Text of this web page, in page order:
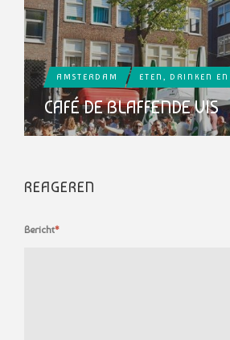
AMSTERDAM ETEN, DRINKEN
CAFÉ DE BLAFFENDE VIS
REAGEREN
Bericht*